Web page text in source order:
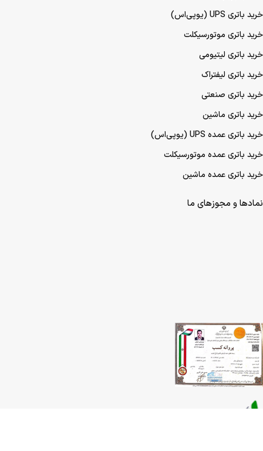
خرید باتری UPS (یو‌پی‌اس)
خرید باتری موتورسیکلت
خرید باتری لیتیومی
خرید باتری لیفتراک
خرید باتری صنعتی
خرید باتری ماشین
خرید باتری عمده UPS (یو‌پی‌اس)
خرید باتری عمده موتورسیکلت
خرید باتری عمده ماشین
نمادها و مجوزهای ما